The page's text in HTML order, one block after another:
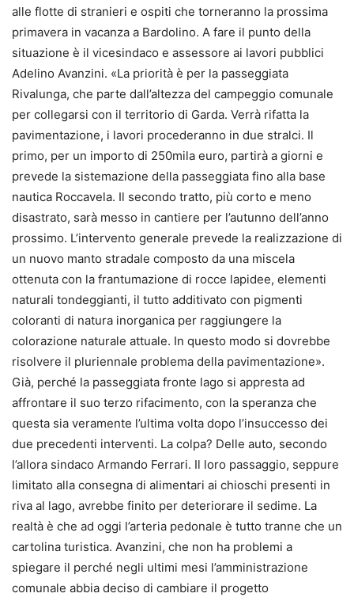
alle flotte di stranieri e ospiti che torneranno la prossima
primavera in vacanza a Bardolino. A fare il punto della
situazione è il vicesindaco e assessore ai lavori pubblici
Adelino Avanzini. «La priorità è per la passeggiata
Rivalunga, che parte dall’altezza del campeggio comunale
per collegarsi con il territorio di Garda. Verrà rifatta la
pavimentazione, i lavori procederanno in due stralci. Il
primo, per un importo di 250mila euro, partirà a giorni e
prevede la sistemazione della passeggiata fino alla base
nautica Roccavela. Il secondo tratto, più corto e meno
disastrato, sarà messo in cantiere per l’autunno dell’anno
prossimo. L’intervento generale prevede la realizzazione di
un nuovo manto stradale composto da una miscela
ottenuta con la frantumazione di rocce lapidee, elementi
naturali tondeggianti, il tutto additivato con pigmenti
coloranti di natura inorganica per raggiungere la
colorazione naturale attuale. In questo modo si dovrebbe
risolvere il pluriennale problema della pavimentazione».
Già, perché la passeggiata fronte lago si appresta ad
affrontare il suo terzo rifacimento, con la speranza che
questa sia veramente l’ultima volta dopo l’insuccesso dei
due precedenti interventi. La colpa? Delle auto, secondo
l’allora sindaco Armando Ferrari. Il loro passaggio, seppure
limitato alla consegna di alimentari ai chioschi presenti in
riva al lago, avrebbe finito per deteriorare il sedime. La
realtà è che ad oggi l’arteria pedonale è tutto tranne che un
cartolina turistica. Avanzini, che non ha problemi a
spiegare il perché negli ultimi mesi l’amministrazione
comunale abbia deciso di cambiare il progetto